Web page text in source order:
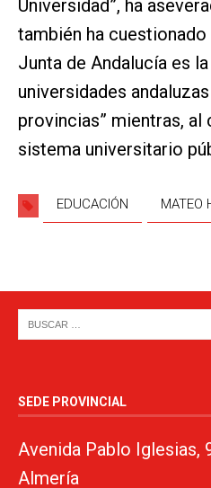
Universidad”, ha
también ha
Junta de Andalucía es
universidades
provincias” mientras, al
sistema universitario
EDUCACIÓN MATEO
SEDE PROVINCIAL
Avenida Pablo Iglesias,
Almería